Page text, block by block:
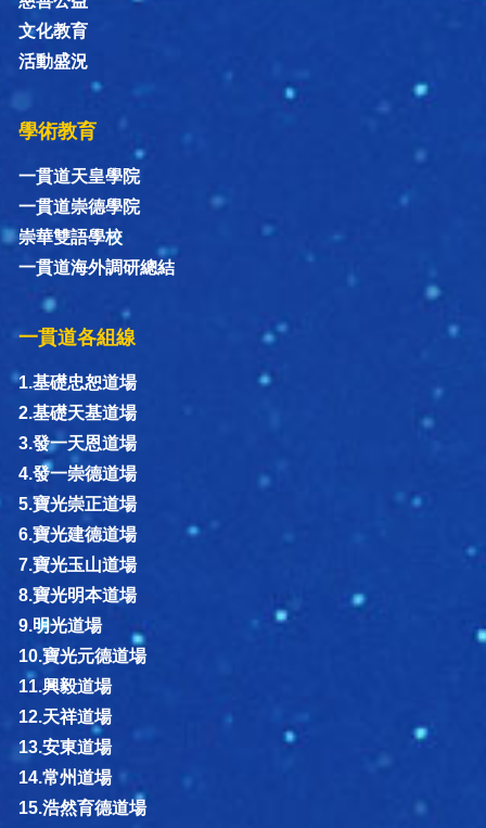
文化教育
活動盛況
學術教育
一貫道天皇學院
一貫道崇德學院
崇華雙語學校
一貫道海外調研總結
一貫道各組線
1.基礎忠恕道場
2.基礎天基道場
3.發一天恩道場
4.發一崇德道場
5.寶光崇正道場
6.寶光建德道場
7.寶光玉山道場
8.寶光明本道場
9.明光道場
10.寶光元德道場
11.興毅道場
12.天祥道場
13.安東道場
14.常州道場
15.浩然育德道場